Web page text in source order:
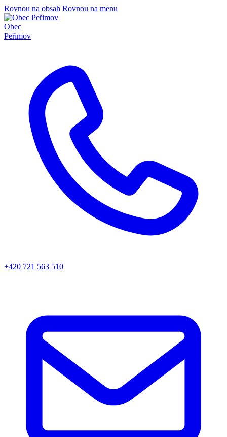
Rovnou na obsah Rovnou na menu
Obec
Peřimov
+420 721 563 510